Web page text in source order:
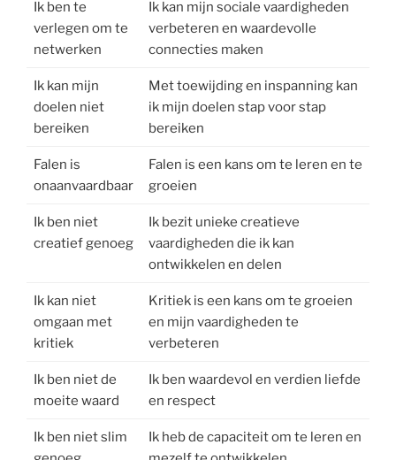
Ik ben te
verlegen om te
netwerken
Ik kan mijn sociale vaardigheden
verbeteren en waardevolle
connecties maken
Ik kan mijn
doelen niet
bereiken
Met toewijding en inspanning kan
ik mijn doelen stap voor stap
bereiken
Falen is
onaanvaardbaar
Falen is een kans om te leren en te
groeien
Ik ben niet
creatief genoeg
Ik bezit unieke creatieve
vaardigheden die ik kan
ontwikkelen en delen
Ik kan niet
omgaan met
kritiek
Kritiek is een kans om te groeien
en mijn vaardigheden te
verbeteren
Ik ben niet de
moeite waard
Ik ben waardevol en verdien liefde
en respect
Ik ben niet slim
Ik heb de capaciteit om te leren en